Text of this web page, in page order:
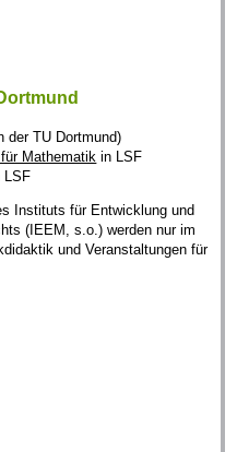
der TU Dortmund)
Mathematik in LSF
LSF
Instituts für Entwicklung und
(IEEM, s.o.) werden nur im
und Veranstaltungen für